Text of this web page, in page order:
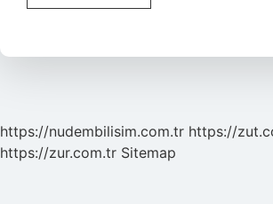
Argo
https://nudembilisim.com.tr https://
https://zur.com.tr Sitemap